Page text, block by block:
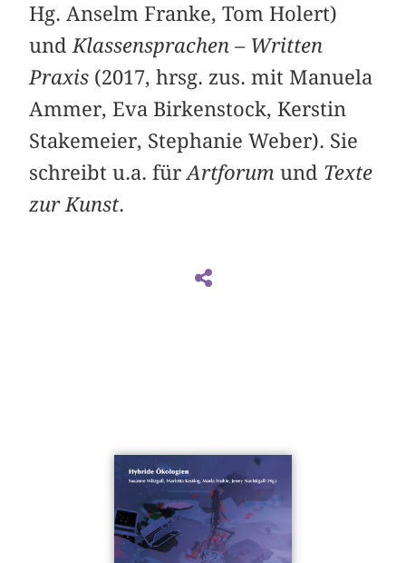
Hg. Anselm Franke, Tom Holert)
und Klassensprachen – Written
Praxis (2017, hrsg. zus. mit Manuela
Ammer, Eva Birkenstock, Kerstin
Stakemeier, Stephanie Weber). Sie
schreibt u.a. fürArtforum und Texte
zur Kunst.